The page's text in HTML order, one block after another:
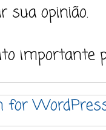
sua opinião.
importante